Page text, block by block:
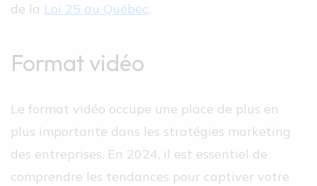
de la Loi 25 au Québec.
Format vidéo
Le format vidéo occupe une place de plus en
plus importante dans les stratégies marketing
des entreprises. En 2024, il est essentiel de
comprendre les tendances pour captiver votre